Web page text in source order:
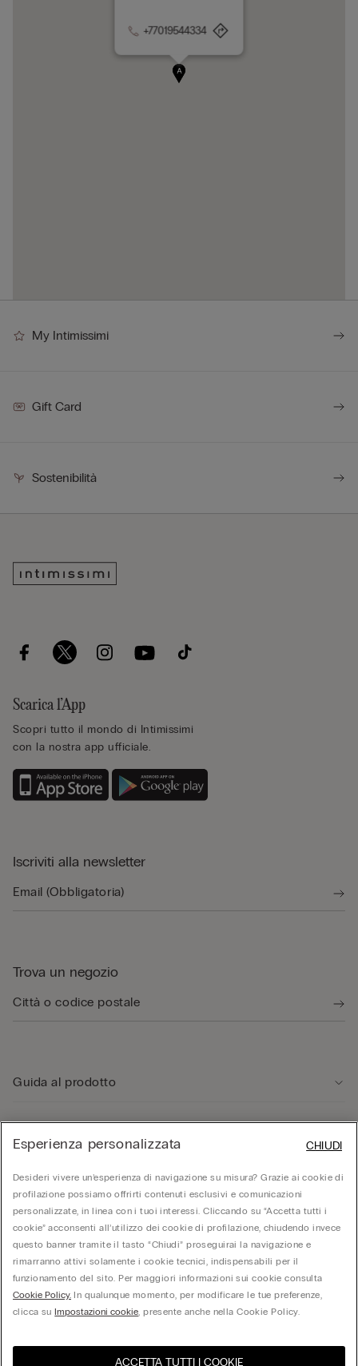
A
+77019544334
My Intimissimi
Gift Card
Sostenibilità
Scarica l’App
Scopri tutto il mondo di Intimissimi
con la nostra app ufficiale.
Iscriviti alla newsletter
Trova un negozio
Guida al prodotto
Area Legale
Corporate
© Calzedonia S.p.A | P.iva 02253210237 | Sede Legale: Malcesine (VR), Via Portici
Umberto Primo n. 5/3 | Cod. Fisc. e n.iscr. al Reg. Imprese di Verona: 01037050422 |
direzione e coordinamento di Oniverse Holding S.p.A.
Esperienza personalizzata
Desideri vivere un’esperienza di navigazione su misura? Grazie ai cookie di
profilazione possiamo offrirti contenuti esclusivi e comunicazioni
personalizzate, in linea con i tuoi interessi. Cliccando su “Accetta tutti i
cookie” acconsenti all’utilizzo dei cookie di profilazione, chiudendo invece
questo banner tramite il tasto “Chiudi” proseguirai la navigazione e
rimarranno attivi solamente i cookie tecnici, indispensabili per il
funzionamento del sito. Per maggiori informazioni sui cookie consulta
Cookie Policy. In qualunque momento, per modificare le tue preferenze,
clicca suImpostazioni cookie, presente anche nella Cookie Policy.
ACCETTA TUTTI I COOKIE
CHIUDI